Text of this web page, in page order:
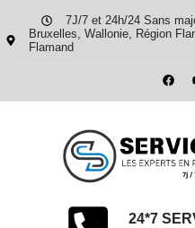
7J/7 et 24h/24 Sans
Bruxelles, Wallonie, Région
Flamand
24*7